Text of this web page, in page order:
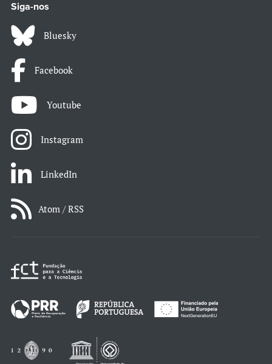
Siga-nos
Bluesky
Facebook
Youtube
Instagram
LinkedIn
Atom / RSS